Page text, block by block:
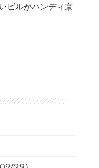
ビルがハンディ京